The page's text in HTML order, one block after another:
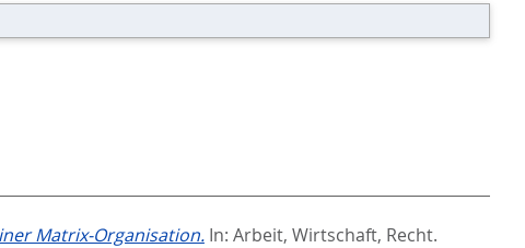
Matrix-Organisation. In: Arbeit, Wirtschaft, Recht.